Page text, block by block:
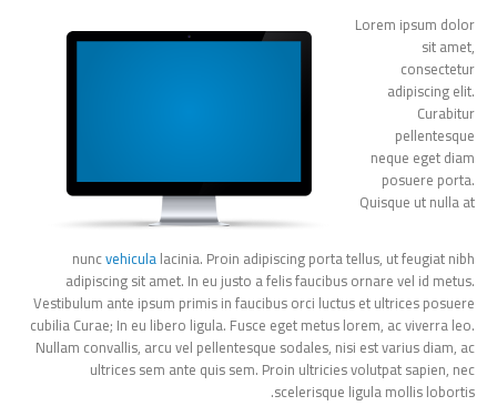
Lorem ipsum dolor
sit amet,
consectetur
adipiscing elit.
Curabitur
pellentesque
neque eget diam
posuere porta.
Quisque ut nulla at
nuncvehiculalacinia. Proin adipiscing porta tellus, ut feugiat nibh
adipiscing sit amet. In eu justo a felis faucibus ornare vel id metus.
Vestibulum ante ipsum primis in faucibus orci luctus et ultrices posuere
cubilia Curae; In eu libero ligula. Fusce eget metus lorem, ac viverra leo.
Nullam convallis, arcu vel pellentesque sodales, nisi est varius diam, ac
ultrices sem ante quis sem. Proin ultricies volutpat sapien, nec
scelerisque ligula mollis lobortis.